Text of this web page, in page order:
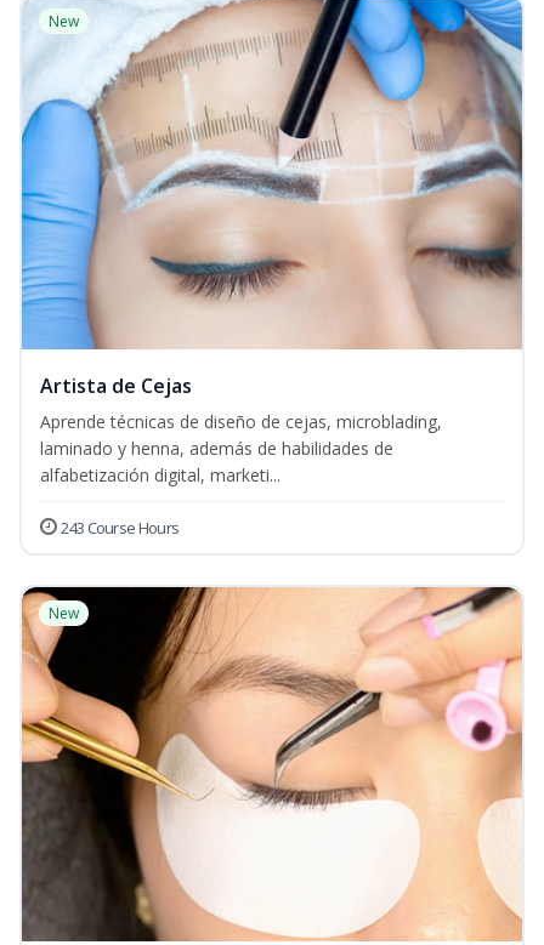
New
Artista de Cejas
Aprende técnicas de diseño de cejas, microblading,
laminado y henna, además de habilidades de
alfabetización digital, marketi...
243 Course Hours
New